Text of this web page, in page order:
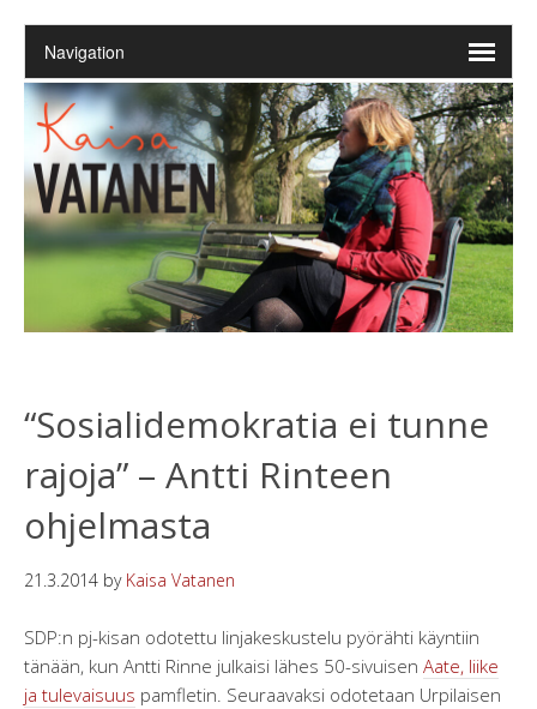
“Sosialidemokratia ei tunne
rajoja” – Antti Rinteen
ohjelmasta
21.3.2014 by Kaisa Vatanen
SDP:n pj-kisan odotettu linjakeskustelu pyörähti käyntiin
tänään, kun Antti Rinne julkaisi lähes 50-sivuisen Aate, liike
ja tulevaisuus pamfletin. Seuraavaksi odotetaan Urpilaisen